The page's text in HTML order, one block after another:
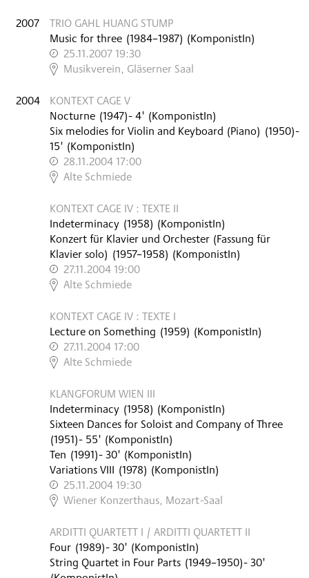
2007
TRIO GAHL HUANG STUMP
Music for three (1984–1987) (KomponistIn)
25.11.2007 19:30
,
Musikverein, Gläserner Saal
2004
KONTEXT CAGE V
Nocturne (1947)- 4' (KomponistIn)
Six melodies for Violin and Keyboard (Piano) (1950)-
15' (KomponistIn)
28.11.2004 17:00
,
Alte Schmiede
KONTEXT CAGE IV : TEXTE II
Indeterminacy (1958) (KomponistIn)
Konzert für Klavier und Orchester (Fassung für
Klavier solo) (1957–1958) (KomponistIn)
27.11.2004 19:00
,
Alte Schmiede
KONTEXT CAGE IV : TEXTE I
Lecture on Something (1959) (KomponistIn)
27.11.2004 17:00
,
Alte Schmiede
KLANGFORUM WIEN III
Indeterminacy (1958) (KomponistIn)
Sixteen Dances for Soloist and Company of Three
(1951)- 55' (KomponistIn)
Ten (1991)- 30' (KomponistIn)
Variations VIII (1978) (KomponistIn)
25.11.2004 19:30
,
Wiener Konzerthaus, Mozart-Saal
ARDITTI QUARTETT I / ARDITTI QUARTETT II
Four (1989)- 30' (KomponistIn)
String Quartet in Four Parts (1949–1950)- 30'